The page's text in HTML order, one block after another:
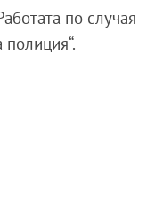
по случая